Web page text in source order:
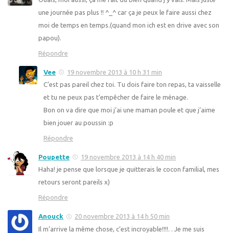
une journée pas plus !! ^_^ car ça je peux le faire aussi chez
moi de temps en temps.(quand mon ich est en drive avec son
papou).
Répondre
Vee
19 novembre 2013 à 10 h 31 min
C’est pas pareil chez toi. Tu dois faire ton repas, ta vaisselle
et tu ne peux pas t’empêcher de faire le ménage.
Bon on va dire que moi j’ai une maman poule et que j’aime
bien jouer au poussin :p
Répondre
Poupette
19 novembre 2013 à 14 h 40 min
Haha! je pense que lorsque je quitterais le cocon familial, mes
retours seront pareils x)
Répondre
Anouck
20 novembre 2013 à 14 h 50 min
Il m’arrive la même chose, c’est incroyable!!!!. . Je me suis